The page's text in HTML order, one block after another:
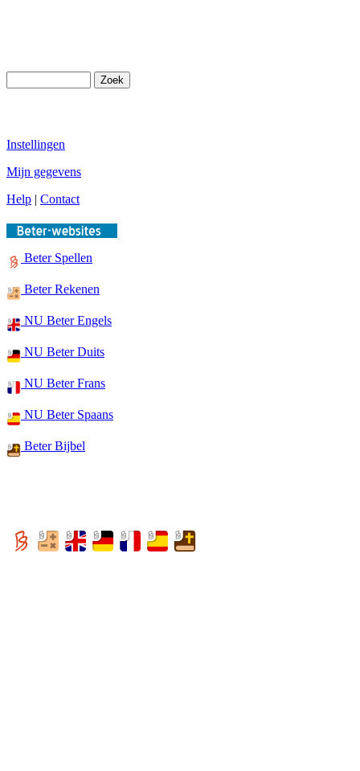
Instellingen
Mijn gegevens
Help | Contact
Beter Spellen
Beter Rekenen
NU Beter Engels
NU Beter Duits
NU Beter Frans
NU Beter Spaans
Beter Bijbel